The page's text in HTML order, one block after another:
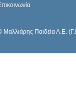
Μαλλιάρης Παιδεία Α.Ε.